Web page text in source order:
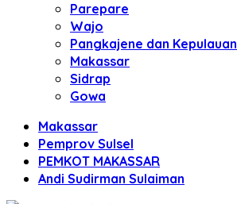
Parepare
Wajo
Pangkajene dan Kepulauan
Makassar
Sidrap
Gowa
Makassar
Pemprov Sulsel
PEMKOT MAKASSAR
Andi Sudirman Sulaiman